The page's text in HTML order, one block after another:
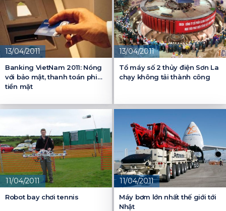
13/04/2011
Banking VietNam 2011: Nóng
với bảo mật, thanh toán phi
tiền mặt
13/04/2011
Tổ máy số 2 thủy điện Sơn La
chạy không tải thành công
11/04/2011
Robot bay chơi tennis
11/04/2011
Máy bơm lớn nhất thế giới tới
Nhật